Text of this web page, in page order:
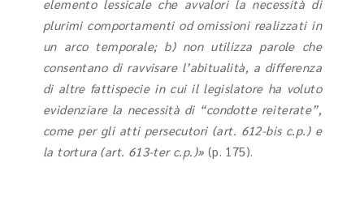
elemento lessicale che avvalori la necessità di
plurimi comportamenti od omissioni realizzati in
un arco temporale; b) non utilizza parole che
consentano di ravvisare l’abitualità, a differenza
di altre fattispecie in cui il legislatore ha voluto
evidenziare la necessità di “condotte reiterate”,
come per gli atti persecutori (art. 612-bis c.p.) e
la tortura (art. 613-ter c.p.)» (p. 175).